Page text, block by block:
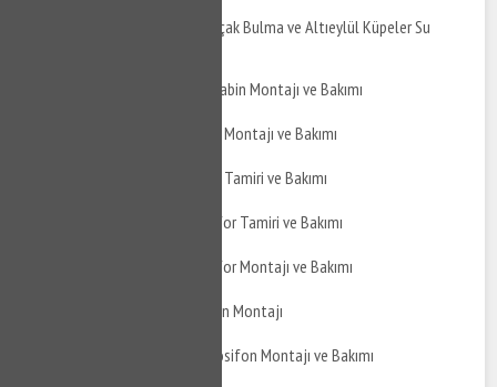
Altıeylül Küpeler Su Kaçak Bulma ve Altıeylül Küpeler Su
Altıeylül Küpeler Duşakabin Montajı ve Bakımı
Altıeylül Küpeler Jakuzi Montajı ve Bakımı
Altıeylül Küpeler Jakuzi Tamiri ve Bakımı
Altıeylül Küpeler Hidrofor Tamiri ve Bakımı
Altıeylül Küpeler Hidrofor Montajı ve Bakımı
Altıeylül Küpeler Şofben Montajı
Altıeylül Küpeler Termosifon Montajı ve Bakımı